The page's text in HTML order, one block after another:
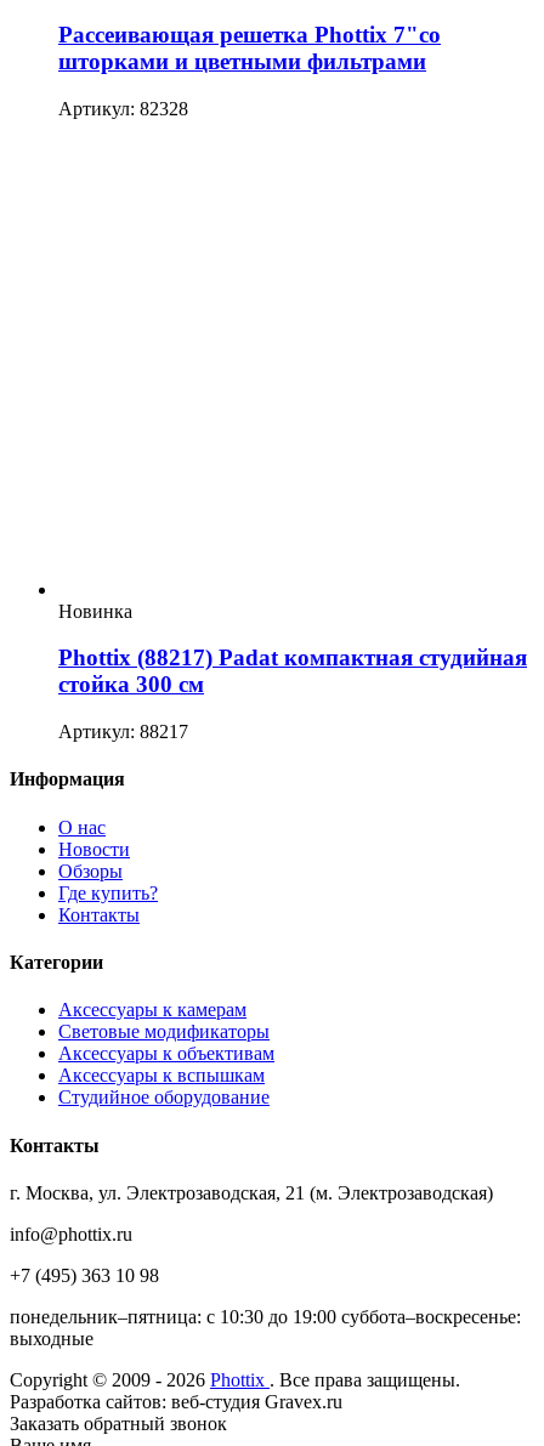
Рассеивающая решетка Phottix 7"со
шторками и цветными фильтрами
Артикул: 82328
Новинка
Phottix (88217) Padat компактная студийная
стойка 300 см
Артикул: 88217
Информация
О нас
Новости
Обзоры
Где купить?
Контакты
Категории
Аксессуары к камерам
Световые модификаторы
Аксессуары к объективам
Аксессуары к вспышкам
Студийное оборудование
Контакты
г. Москва, ул. Электрозаводская, 21 (м. Электрозаводская)
info@phottix.ru
+7 (495) 363 10 98
понедельник–пятница: с 10:30 до 19:00 суббота–воскресенье:
выходные
Copyright © 2009 - 2026 Phottix . Все права защищены.
Разработка сайтов: веб-студия Gravex.ru
Заказать обратный звонок